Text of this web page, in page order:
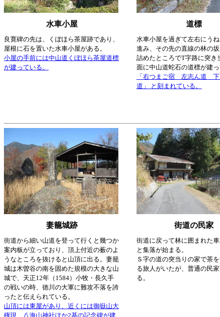
水車小屋 道標
良寛碑の先は、くぼほら茶屋跡であり、
屋根に石を置いた水車小屋がある。
小屋の手前には中山道くぼほら茶屋道標
が建っている。
水車小屋を過ぎて左右にう
進み、その先の直線の林の
詰めたところでT字路に突き
面に中山道蛇石の道標が建
「右つまご宿 左志ん道 下
道」 と刻まれている。
妻籠城跡 街道の民家
街道から細い山道を登って行くと幾つか
案内板が立っており、頂上付近の薮のよ
うなところを抜けると山頂に出る。妻籠
城は木曽谷の南を固めた規模の大きな山
城で、天正12年（1584）小牧・長久手
の戦いの時、徳川の大軍に難攻不落を誇
ったと伝えられている。
山頂には東屋があり、近くには御嶽山大
権現、八海山神社ほか2基の記念碑が建
街道に戻って林に囲まれた
と集落が始まる。
Ｓ字の道の突当りの家で茶
る旅人がいたが、普通の民
る。